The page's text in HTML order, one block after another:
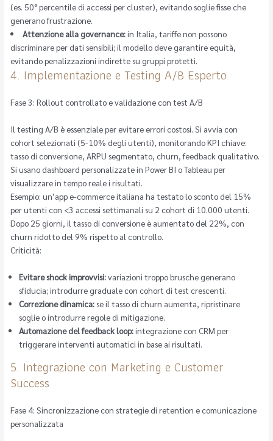
(es. 50° percentile di accessi per cluster), evitando soglie fisse che
generano frustrazione.
Attenzione alla governance:in Italia, tariffe non possono
discriminare per dati sensibili; il modello deve garantire equità,
evitando penalizzazioni indirette su gruppi protetti.
4. Implementazione e Testing A/B Esperto
Fase 3: Rollout controllato e validazione con test A/B
Il testing A/B è essenziale per evitare errori costosi. Si avvia con
cohort selezionati (5-10% degli utenti), monitorando KPI chiave:
tasso di conversione, ARPU segmentato, churn, feedback qualitativo.
Si usano dashboard personalizzate in Power BI o Tableau per
visualizzare in tempo reale i risultati.
Esempio: un’app e-commerce italiana ha testato lo sconto del 15%
per utenti con <3 accessi settimanali su 2 cohort di 10.000 utenti.
Dopo 25 giorni, il tasso di conversione è aumentato del 22%, con
churn ridotto del 9% rispetto al controllo.
Criticità:
Evitare shock improvvisi:variazioni troppo brusche generano
sfiducia; introdurre graduale con cohort di test crescenti.
Correzione dinamica: se il tasso di churn aumenta, ripristinare
soglie o introdurre regole di mitigazione.
Automazione del feedback loop:integrazione con CRM per
triggerare interventi automatici in base ai risultati.
5. Integrazione con Marketing e Customer
Success
Fase 4: Sincronizzazione con strategie di retention e comunicazione
personalizzata